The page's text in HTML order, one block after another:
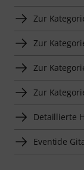
Zur
Zur
Zur
Zur
Detaillierte
Eventide